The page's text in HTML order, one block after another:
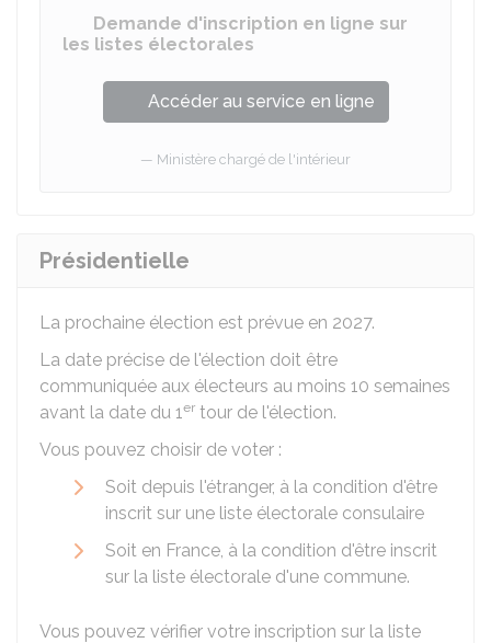
Demande d'inscription en ligne sur
les listes électorales
Accéder au service en ligne
Ministère chargé de l'intérieur
Présidentielle
La prochaine élection est prévue en 2027.
La date précise de l'élection doit être
communiquée aux électeurs au moins 10 semaines
avant la date du 1er tour de l'élection.
Vous pouvez choisir de voter :
Soit depuis l'étranger, à la condition d'être
inscrit sur une liste électorale consulaire
Soit en France, à la condition d'être inscrit
sur la liste électorale d'une commune.
Vous pouvez vérifier votre inscription sur la liste